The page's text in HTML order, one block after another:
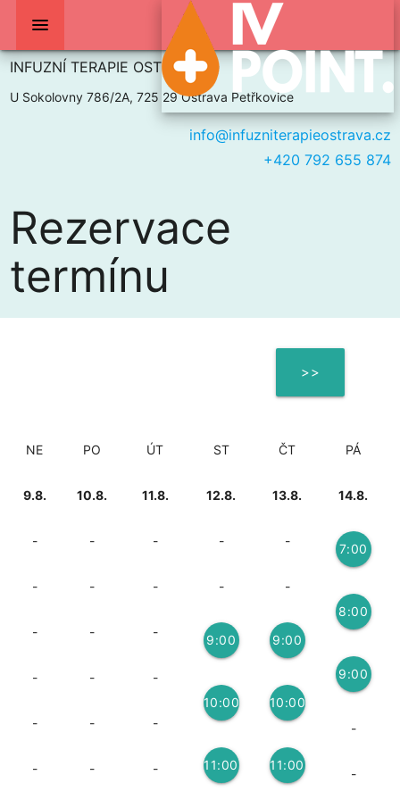
menu
INFUZNÍ TERAPIE OSTRAVA
U Sokolovny 786/2A, 725 29 Ostrava Petřkovice
info@infuzniterapieostrava.cz
+420 792 655 874
Rezervace
termínu
>>
NE
9.8.
-
-
-
-
-
-
PO
10.8.
-
-
-
-
-
-
ÚT
11.8.
-
-
-
-
-
-
ST
12.8.
-
-
9:00
10:00
11:00
ČT
13.8.
-
-
9:00
10:00
11:00
PÁ
14.8.
7:00
8:00
9:00
-
-